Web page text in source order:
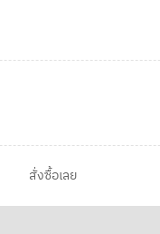
สั่งซื้อเลย